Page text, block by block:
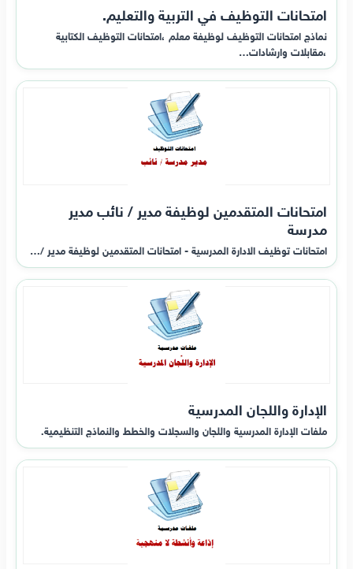
امتحانات التوظيف في التربية والتعليم.
نماذج امتحانات التوظيف لوظيفة معلم ،امتحانات التوظيف الكتابية
،مقابلات وارشادات…
امتحانات المتقدمين لوظيفة مدير / نائب مدير
مدرسة
امتحانات توظيف الادارة المدرسية - امتحانات المتقدمين لوظيفة مدير /…
الإدارة واللجان المدرسية
ملفات الإدارة المدرسية واللجان والسجلات والخطط والنماذج التنظيمية.